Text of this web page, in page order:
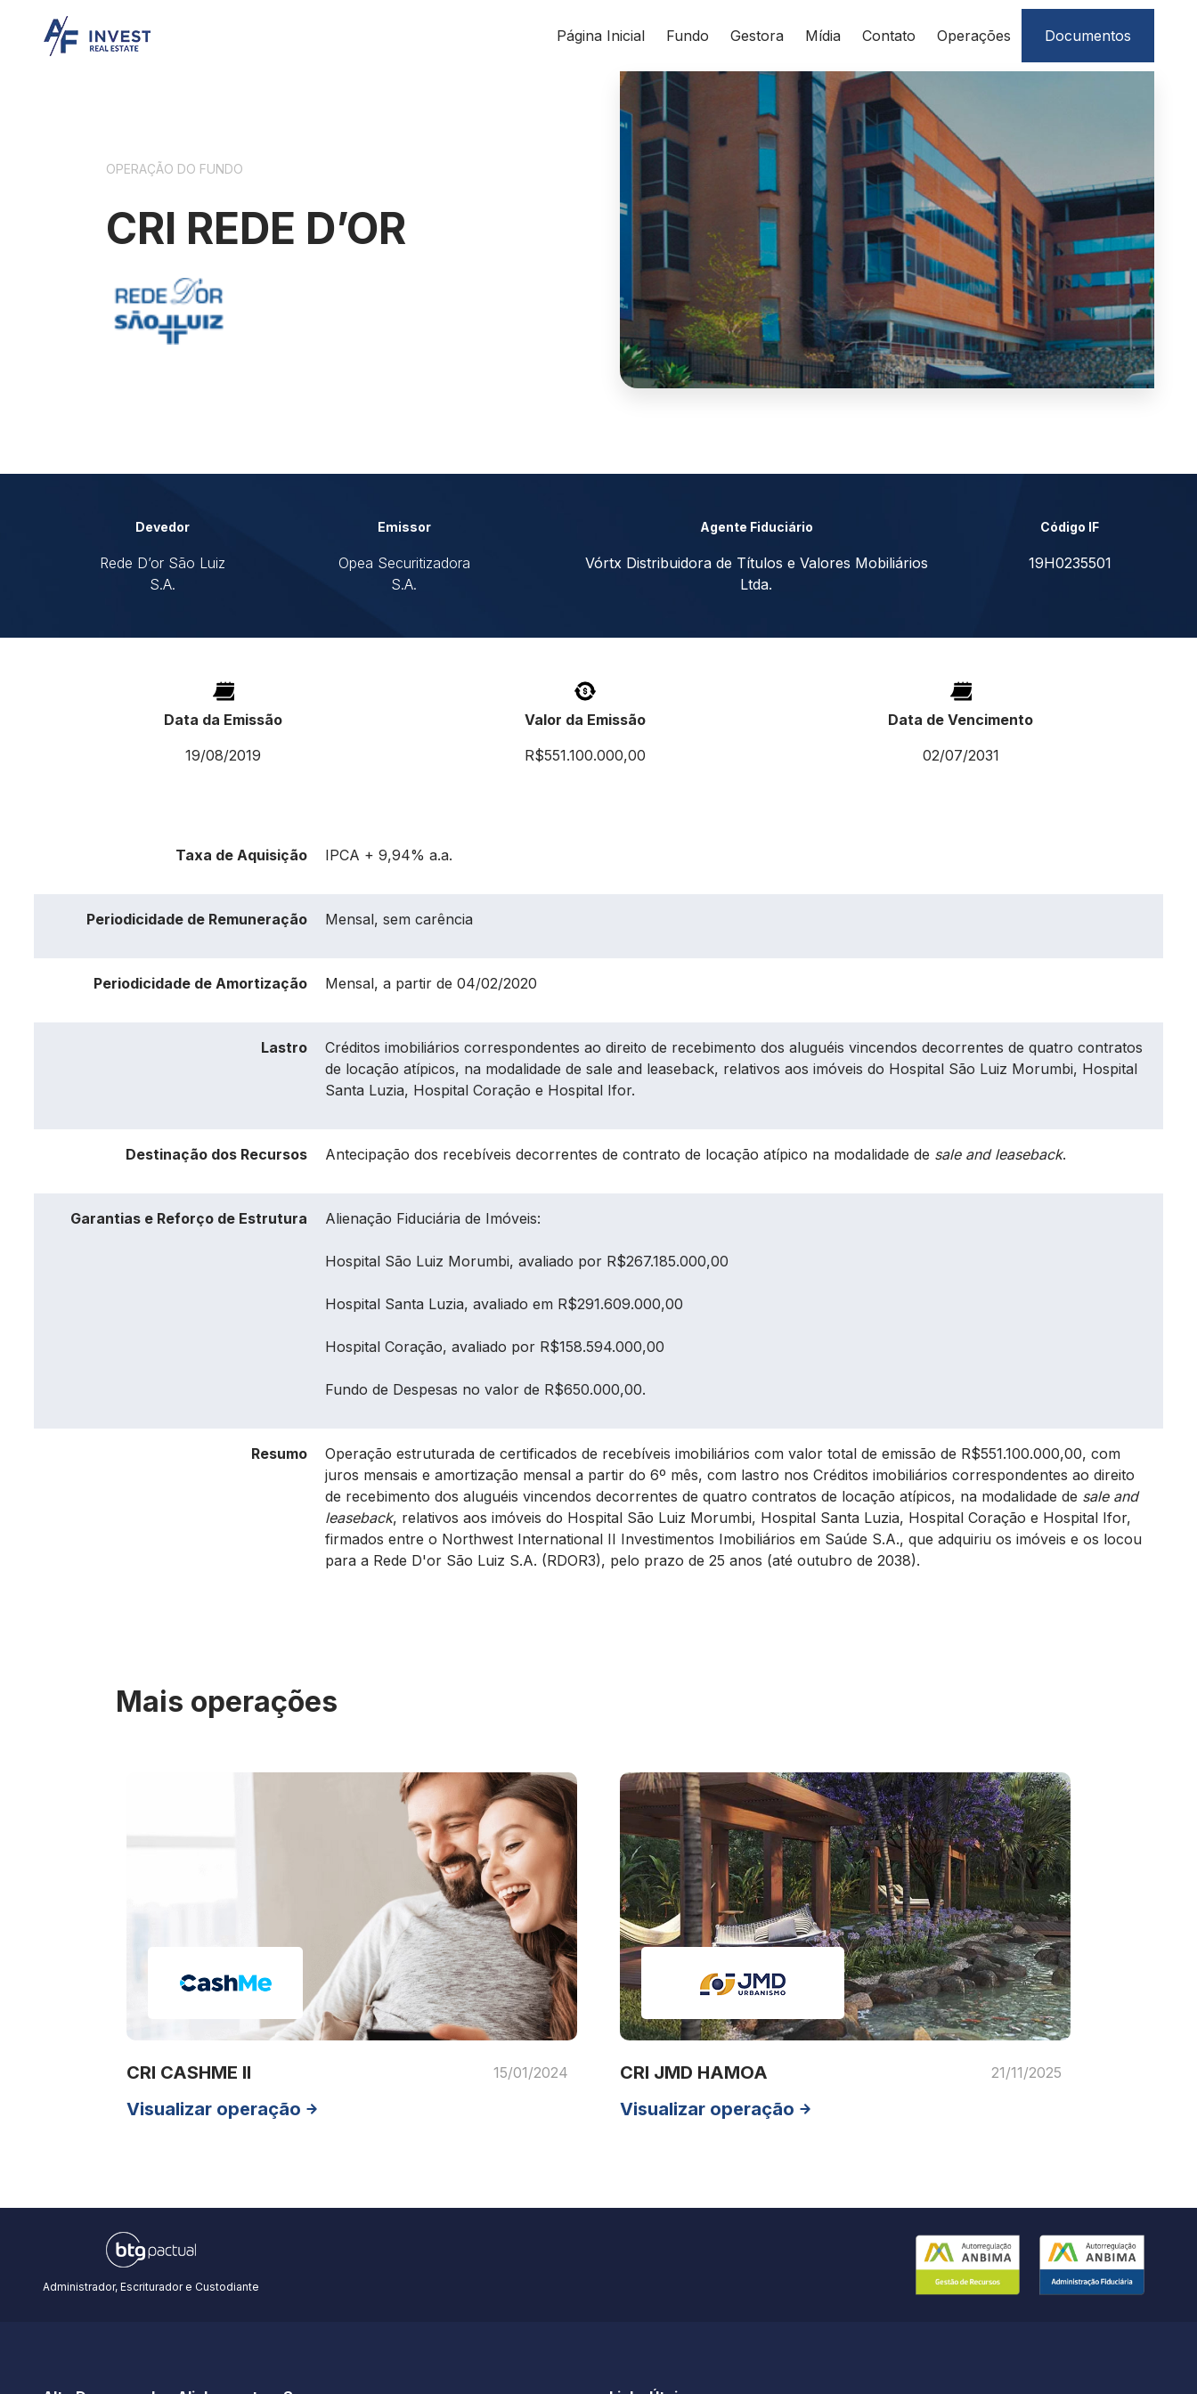
Página Inicial Fundo Gestora Mídia Contato Operações Documentos
OPERAÇÃO DO FUNDO
CRI REDE D’OR
Devedor
Rede D’or São Luiz
S.A.
Emissor
Opea Securitizadora
S.A.
Agente Fiduciário
Vórtx Distribuidora de Títulos e Valores Mobiliários
Ltda.
Código IF
19H0235501
Data da Emissão
19/08/2019
Valor da Emissão
R$551.100.000,00
Data de Vencimento
02/07/2031
Taxa de Aquisição IPCA + 9,94% a.a.
Periodicidade de Remuneração Mensal, sem carência
Periodicidade de Amortização Mensal, a partir de 04/02/2020
Lastro
Créditos imobiliários correspondentes ao direito de recebimento dos aluguéis vincendos decorrentes de quatro contratos
de locação atípicos, na modalidade de sale and leaseback, relativos aos imóveis do Hospital São Luiz Morumbi, Hospital
Santa Luzia, Hospital Coração e Hospital Ifor.
Destinação dos Recursos Antecipação dos recebíveis decorrentes de contrato de locação atípico na modalidade de sale and leaseback.
Garantias e Reforço de Estrutura Alienação Fiduciária de Imóveis:
Hospital São Luiz Morumbi, avaliado por R$267.185.000,00
Hospital Santa Luzia, avaliado em R$291.609.000,00
Hospital Coração, avaliado por R$158.594.000,00
Fundo de Despesas no valor de R$650.000,00.
Resumo
Operação estruturada de certificados de recebíveis imobiliários com valor total de emissão de R$551.100.000,00, com
juros mensais e amortização mensal a partir do 6º mês, com lastro nos Créditos imobiliários correspondentes ao direito
de recebimento dos aluguéis vincendos decorrentes de quatro contratos de locação atípicos, na modalidade de sale and
leaseback, relativos aos imóveis do Hospital São Luiz Morumbi, Hospital Santa Luzia, Hospital Coração e Hospital Ifor,
firmados entre o Northwest International II Investimentos Imobiliários em Saúde S.A., que adquiriu os imóveis e os locou
para a Rede D'or São Luiz S.A. (RDOR3), pelo prazo de 25 anos (até outubro de 2038).
Mais operações
CRI CASHME II 15/01/2024
Visualizar operação
CRI JMD HAMOA 21/11/2025
Visualizar operação
Administrador, Escriturador e Custodiante